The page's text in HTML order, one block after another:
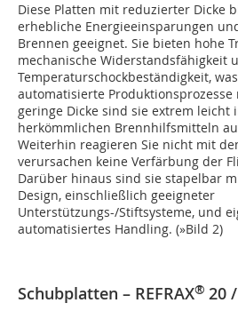
Diese Platten mit reduzierter Dicke
erhebliche Energieeinsparungen
Brennen geeignet. Sie bieten hohe
mechanische Widerstandsfähigkeit
Temperaturschockbeständigkeit,
automatisierte
geringe Dicke sind sie extrem leicht
herkömmlichen Brennhilfsmitteln
Weiterhin reagieren Sie nicht mit
verursachen keine Verfärbung der
Darüber hinaus sind sie stapelbar
Design, einschließlich geeigneter
Unterstützungs-/Stiftsysteme, und
automatisiertes Handling. (»Bild 2)
Schubplatten – REFRAX® 20